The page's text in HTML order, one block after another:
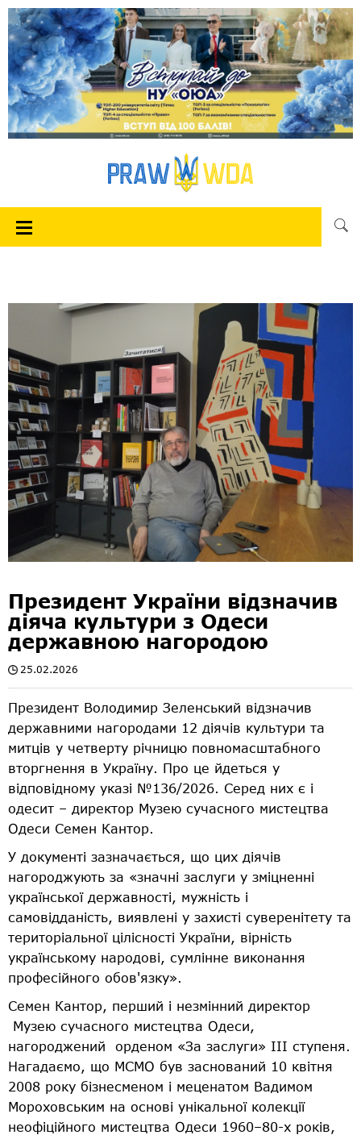
Президент України відзначив
діяча культури з Одеси
державною нагородою
25.02.2026
Президент Володимир Зеленський відзначив
державними нагородами 12 діячів культури та
митців у четверту річницю повномасштабного
вторгнення в Україну. Про це йдеться у
відповідному указі №136/2026. Серед них є і
одесит – директор Музею сучасного мистецтва
Одеси Семен Кантор.
У документі зазначається, що цих діячів
нагороджують за «значні заслуги у зміцненні
української державності, мужність і
самовідданість, виявлені у захисті суверенітету та
територіальної цілісності України, вірність
українському народові, сумлінне виконання
професійного обов'язку».
Семен Кантор, перший і незмінний директор
Музею сучасного мистецтва Одеси,
нагороджений орденом «За заслуги» III ступеня.
Нагадаємо, що МСМО був заснований 10 квітня
2008 року бізнесменом і меценатом Вадимом
Мороховським на основі унікальної колекції
неофіційного мистецтва Одеси 1960–80-х років,